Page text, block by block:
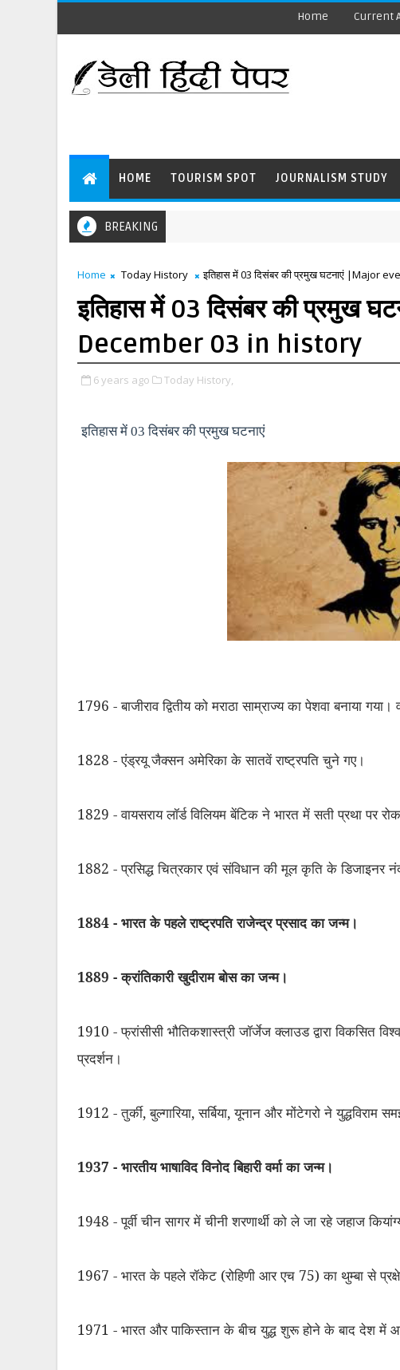
Home Current
HOME TOURISM SPOT JOURNALISM STUDY
BREAKING
Home Today History इतिहास में 03 दिसंबर की प्रमुख घटनाएं |Major
इतिहास में 03 दिसंबर की प्रमुख
December 03 in history
6 years ago Today History,
इतिहास में 03 दिसंबर की प्रमुख घटनाएं
1796 - बाजीराव द्वितीय को मराठा साम्राज्य का पेशवा बनाया गया।
1828 - एंड्रयू जैक्सन अमेरिका के सातवें राष्ट्रपति चुने गए।
1829 - वायसराय लॉर्ड विलियम बेंटिक ने भारत में सती प्रथा पर
1882 - प्रसिद्ध चित्रकार एवं संविधान की मूल कृति के डिजाइनर
1884 - भारत के पहले राष्ट्रपति राजेन्द्र प्रसाद का जन्म।
1889 - क्रांतिकारी खुदीराम बोस का जन्म।
1910 - फ्रांसीसी भौतिकशास्त्री जॉर्जेज क्लाउड द्वारा विकसित
प्रदर्शन।
1912 - तुर्की,बुल्गारिया,सर्बिया,यूनान और मोंटेगरो ने युद्धविराम
1937 - भारतीय भाषाविद विनोद बिहारी वर्मा का जन्म।
1948 - पूर्वी चीन सागर में चीनी शरणार्थी को ले जा रहे जहाज
1967 - भारत के पहले रॉकेट (रोहिणी आर एच 75) का थुम्बा से
1971 - भारत और पाकिस्तान के बीच युद्ध शुरू होने के बाद देश में